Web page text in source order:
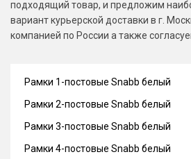
подходящий товар, и предложим
вариант курьерской доставки в г.
компанией по России а также
Рамки 1-постовые Snabb белый
Рамки 2-постовые Snabb белый
Рамки 3-постовые Snabb белый
Рамки 4-постовые Snabb белый